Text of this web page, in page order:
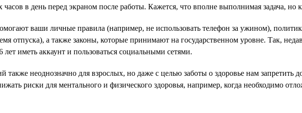
часов в день перед экраном после работы. Кажется, что вполне выполнимая задача, но
ваши личные правила (например, не использовать телефон за ужином),
отпуска), а также законы, которые принимают на государственном уровне. Так,
иметь аккаунт и пользоваться социальными сетями.
также неоднозначно для взрослых, но даже с целью заботы о здоровье нам запретить
риски для ментального и физического здоровья, например, когда необходимо